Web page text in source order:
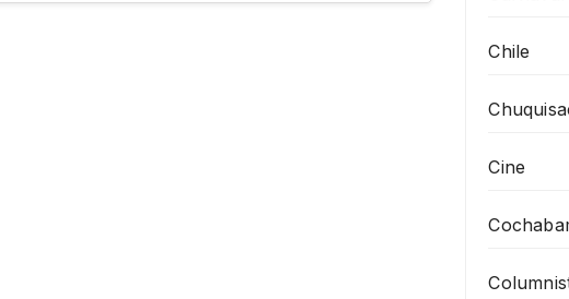
Chile
Cine